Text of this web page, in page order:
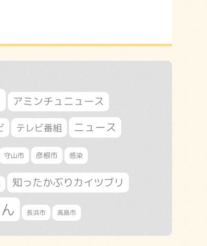
アミンチュニュース
テレビ番組 ニュース
守山市 彦根市 感染
知ったかぶりカイツブリ
長浜市 高島市